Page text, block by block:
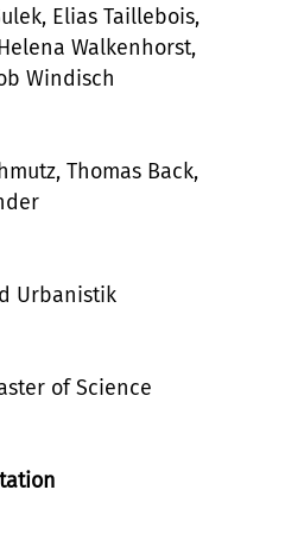
Elias Taillebois,
Walkenhorst,
Windisch
Thomas Back,
Urbanistik
of Science